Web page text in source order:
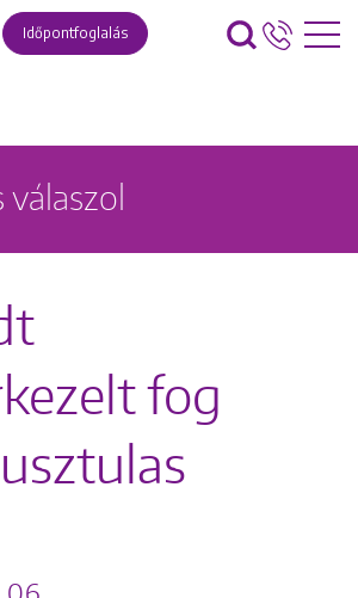
Időpontfoglalás
fog